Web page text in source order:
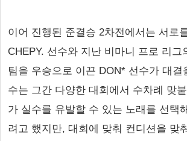
이어 진행된 준결승 2차전에서는 서로
CHEPY. 선수와 지난 비마니 프로 리그
팀을 우승으로 이끈 DON* 선수가 대결
수는 그간 다양한 대회에서 수차례 맞
가 실수를 유발할 수 있는 노래를 선택
려고 했지만, 대회에 맞춰 컨디션을 맞